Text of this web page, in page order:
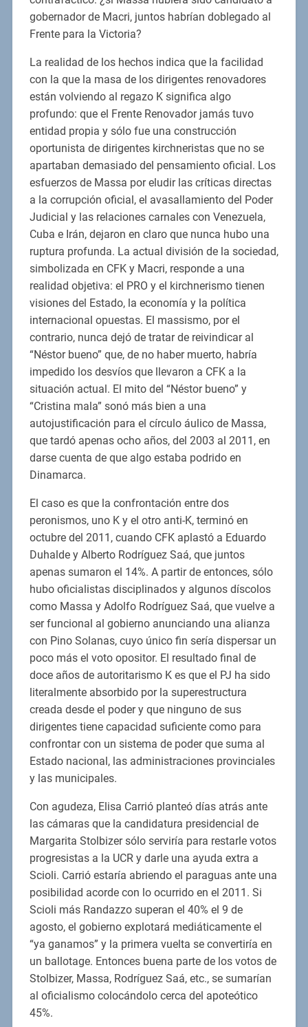
gobernador de Macri, juntos habrían doblegado al
Frente para la Victoria?
La realidad de los hechos indica que la facilidad
con la que la masa de los dirigentes renovadores
están volviendo al regazo K significa algo
profundo: que el Frente Renovador jamás tuvo
entidad propia y sólo fue una construcción
oportunista de dirigentes kirchneristas que no se
apartaban demasiado del pensamiento oficial. Los
esfuerzos de Massa por eludir las críticas directas
a la corrupción oficial, el avasallamiento del Poder
Judicial y las relaciones carnales con Venezuela,
Cuba e Irán, dejaron en claro que nunca hubo una
ruptura profunda. La actual división de la sociedad,
simbolizada en CFK y Macri, responde a una
realidad objetiva: el PRO y el kirchnerismo tienen
visiones del Estado, la economía y la política
internacional opuestas. El massismo, por el
contrario, nunca dejó de tratar de reivindicar al
“Néstor bueno” que, de no haber muerto, habría
impedido los desvíos que llevaron a CFK a la
situación actual. El mito del “Néstor bueno” y
“Cristina mala” sonó más bien a una
autojustificación para el círculo áulico de Massa,
que tardó apenas ocho años, del 2003 al 2011, en
darse cuenta de que algo estaba podrido en
Dinamarca.
El caso es que la confrontación entre dos
peronismos, uno K y el otro anti-K, terminó en
octubre del 2011, cuando CFK aplastó a Eduardo
Duhalde y Alberto Rodríguez Saá, que juntos
apenas sumaron el 14%. A partir de entonces, sólo
hubo oficialistas disciplinados y algunos díscolos
como Massa y Adolfo Rodríguez Saá, que vuelve a
ser funcional al gobierno anunciando una alianza
con Pino Solanas, cuyo único fin sería dispersar un
poco más el voto opositor. El resultado final de
doce años de autoritarismo K es que el PJ ha sido
literalmente absorbido por la superestructura
creada desde el poder y que ninguno de sus
dirigentes tiene capacidad suficiente como para
confrontar con un sistema de poder que suma al
Estado nacional, las administraciones provinciales
y las municipales.
Con agudeza, Elisa Carrió planteó días atrás ante
las cámaras que la candidatura presidencial de
Margarita Stolbizer sólo serviría para restarle votos
progresistas a la UCR y darle una ayuda extra a
Scioli. Carrió estaría abriendo el paraguas ante una
posibilidad acorde con lo ocurrido en el 2011. Si
Scioli más Randazzo superan el 40% el 9 de
agosto, el gobierno explotará mediáticamente el
“ya ganamos” y la primera vuelta se convertiría en
un ballotage. Entonces buena parte de los votos de
Stolbizer, Massa, Rodríguez Saá, etc., se sumarían
al oficialismo colocándolo cerca del apoteótico
45%.